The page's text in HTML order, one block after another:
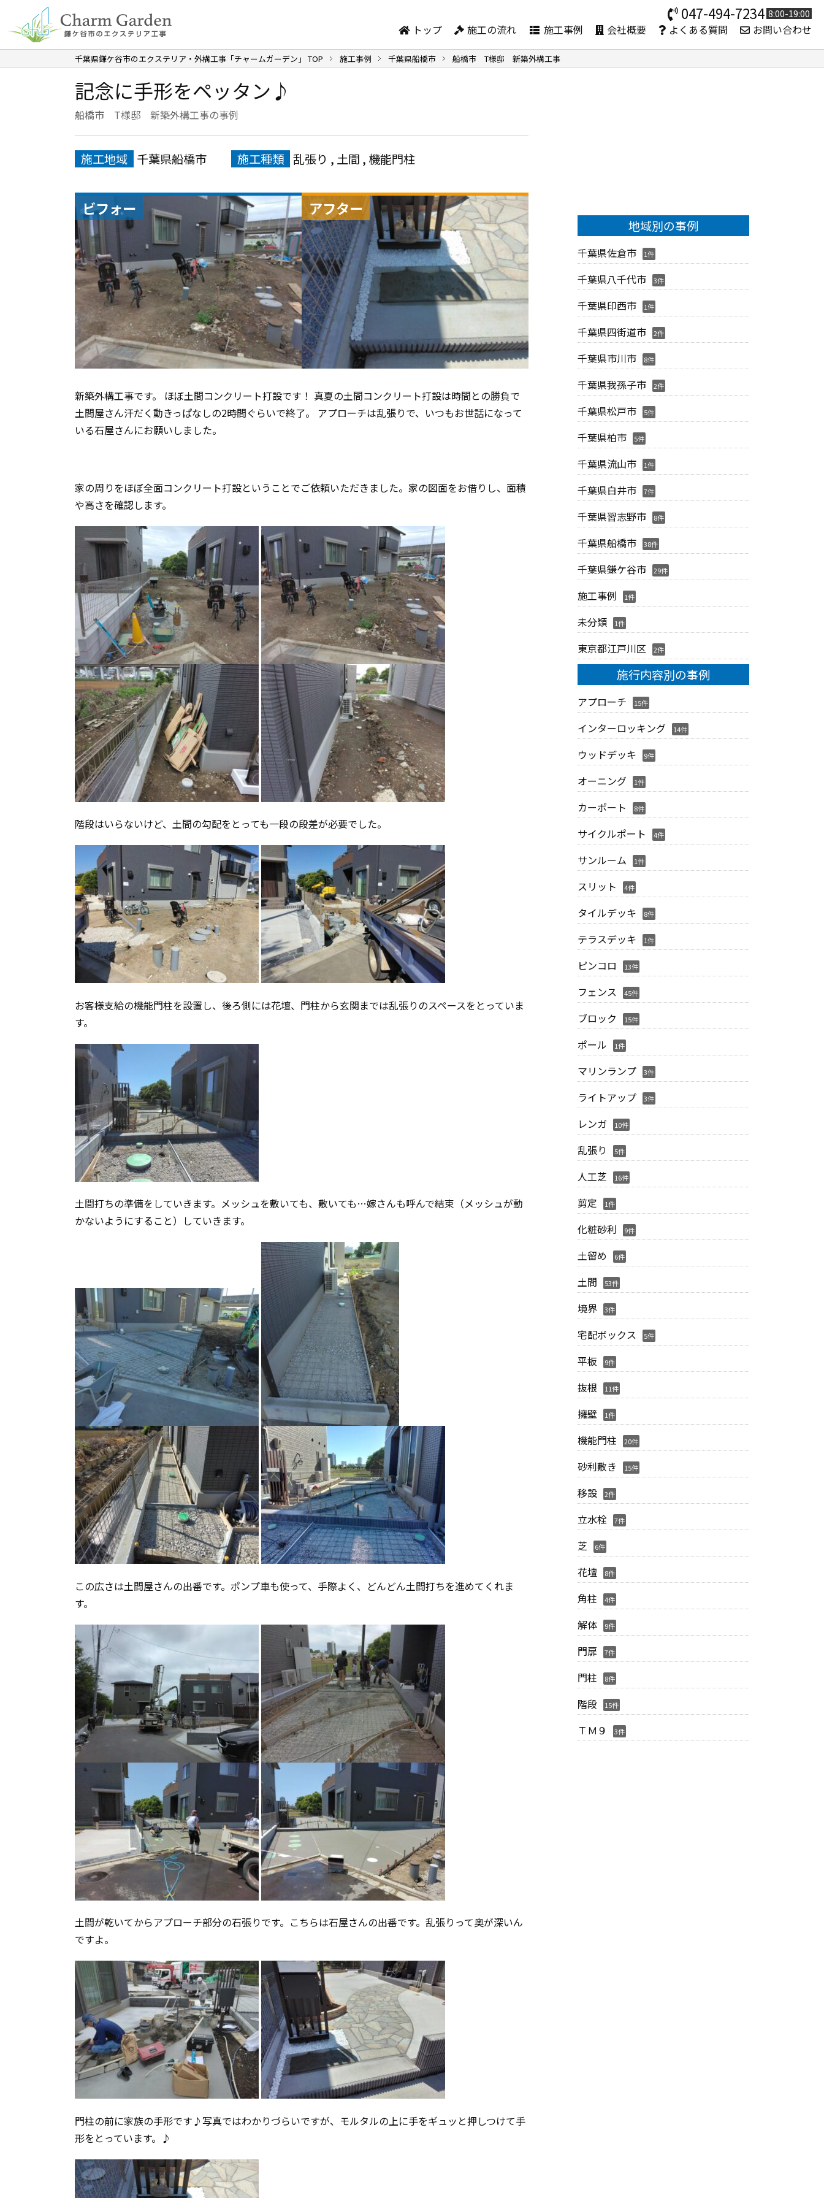
047-494-7234 8:00-19:00
トップ 施工の流れ 施工事例 会社概要 よくある質問 お問い合わせ
千葉県鎌ケ谷市のエクステリア・外構工事「チャームガーデン」 TOP 施工事例 千葉県船橋市 船橋市 T様邸 新築外構工事
記念に手形をペッタン♪
船橋市 T様邸 新築外構工事の事例
施工地域 千葉県船橋市 施工種類 乱張り , 土間 , 機能門柱
新築外構工事です。 ほぼ土間コンクリート打設です！ 真夏の土間コンクリート打設は時間との勝負で
土間屋さん汗だく動きっぱなしの2時間ぐらいで終了。 アプローチは乱張りで、いつもお世話になって
いる石屋さんにお願いしました。
家の周りをほぼ全面コンクリート打設ということでご依頼いただきました。家の図面をお借りし、面積
や高さを確認します。
階段はいらないけど、土間の勾配をとっても一段の段差が必要でした。
お客様支給の機能門柱を設置し、後ろ側には花壇、門柱から玄関までは乱張りのスペースをとっていま
す。
土間打ちの準備をしていきます。メッシュを敷いても、敷いても…嫁さんも呼んで結束（メッシュが動
かないようにすること）していきます。
この広さは土間屋さんの出番です。ポンプ車も使って、手際よく、どんどん土間打ちを進めてくれま
す。
土間が乾いてからアプローチ部分の石張りです。こちらは石屋さんの出番です。乱張りって奥が深いん
ですよ。
門柱の前に家族の手形です♪写真ではわかりづらいですが、モルタルの上に手をギュッと押しつけて手
形をとっています。♪
地域別の事例
千葉県佐倉市 1件
千葉県八千代市 3件
千葉県印西市 1件
千葉県四街道市 2件
千葉県市川市 8件
千葉県我孫子市 2件
千葉県松戸市 5件
千葉県柏市 5件
千葉県流山市 1件
千葉県白井市 7件
千葉県習志野市 8件
千葉県船橋市 38件
千葉県鎌ケ谷市 29件
施工事例 1件
未分類 1件
東京都江戸川区 2件
施行内容別の事例
アプローチ 15件
インターロッキング 14件
ウッドデッキ 9件
オーニング 1件
カーポート 8件
サイクルポート 4件
サンルーム 1件
スリット 4件
タイルデッキ 8件
テラスデッキ 1件
ピンコロ 13件
フェンス 45件
ブロック 15件
ポール 1件
マリンランプ 3件
ライトアップ 3件
レンガ 10件
乱張り 5件
人工芝 16件
剪定 1件
化粧砂利 9件
土留め 6件
土間 53件
境界 3件
宅配ボックス 5件
平板 9件
抜根 11件
擁壁 1件
機能門柱 20件
砂利敷き 15件
移設 2件
立水栓 7件
芝 6件
花壇 8件
角柱 4件
解体 9件
門扉 7件
門柱 8件
階段 15件
ＴＭ９ 3件